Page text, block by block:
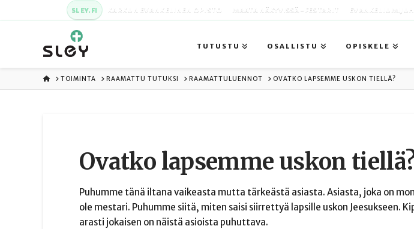
SLEY.FI KARKUN EVANKELINEN OPISTO MAATA NÄKYVISSÄ -FESTARIT
TUTUSTU OSALLISTU OPISKELE
ETUSIVU
TOIMINTA RAAMATTU TUTUKSI RAAMATTULUENNOT OVATKO LAPSEMME USKON TIELLÄ?
Ovatko lapsemme uskon
Puhumme tänä iltana vaikeasta mutta tärkeästä asiasta. Asiasta, joka on
ole mestari. Puhumme siitä, miten saisi siirrettyä lapsille uskon Jeesukseen.
arasti jokaisen on näistä asioista puhuttava.